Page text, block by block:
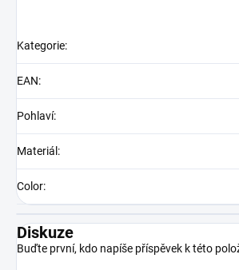
Kategorie:
EAN:
Pohlaví:
Materiál :
Color:
Diskuze
Buďte první, kdo napíše příspěvek k této